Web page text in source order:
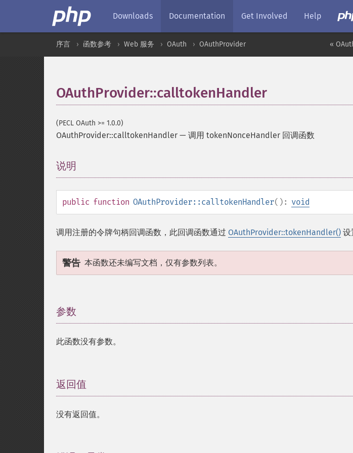
Downloads Documentation Get Involved Help
«
序言 函数参考 Web 服务 OAuth OAuthProvider
OAuthProvider::calltokenHandler
(PECL OAuth >= 1.0.0)
OAuthProvider::calltokenHandler — 调用 tokenNonceHandler 回调函数
说明
public function OAuthProvider::calltokenHandler(): void
调用注册的令牌句柄回调函数，此回调函数通过 OAuthProvider::tokenHandler() 设
警告 本函数还未编写文档，仅有参数列表。
参数
此函数没有参数。
返回值
没有返回值。